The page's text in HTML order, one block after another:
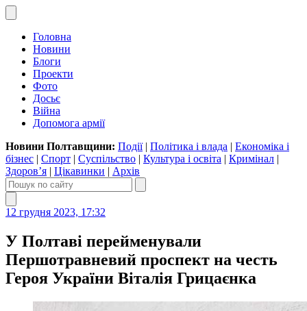
Головна
Новини
Блоги
Проекти
Фото
Досьє
Війна
Допомога армії
Новини Полтавщини: Події| Політика і влада | Економіка і
бізнес | Спорт | Суспільство | Культура і освіта | Кримінал |
Здоров’я | Цікавинки | Архів
12 грудня 2023, 17:32
У Полтаві перейменували
Першотравневий проспект на честь
Героя України Віталія Грицаєнка